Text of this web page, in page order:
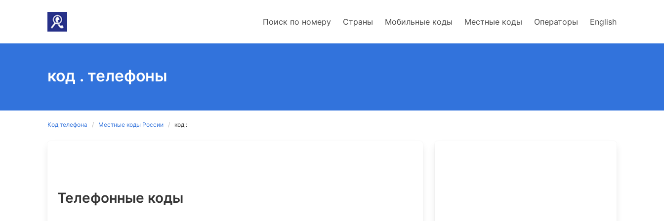
Поиск по номеру Страны Мобильные коды Местные коды Операторы English
код . телефоны
Код телефона Местные коды России код :
Телефонные коды